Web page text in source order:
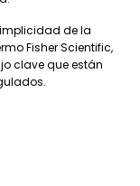
de la
Fisher Scientific,
clave que están